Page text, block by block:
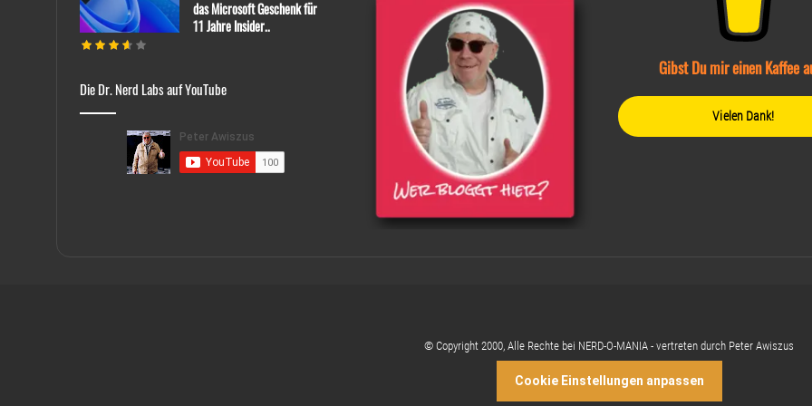
das Microsoft Geschenk für
11 Jahre Insider..
Die Dr. Nerd Labs auf YouTube
Gibst Du mir einen Kaffee
Vielen Dank!
© Copyright 2000, Alle Rechte bei NERD-O-MANIA - vertreten durch Peter Awiszus
Cookie Einstellungen anpassen